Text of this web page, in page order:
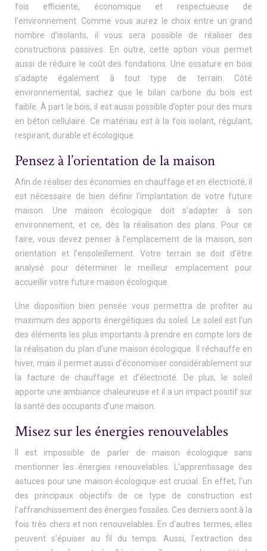
fois efficiente, économique et respectueuse de
l’environnement. Comme vous aurez le choix entre un grand
nombre d’isolants, il vous sera possible de réaliser des
constructions passives. En outre, cette option vous permet
aussi de réduire le coût des fondations. Une ossature en bois
s’adapte également à tout type de terrain. Côté
environnemental, sachez que le bilan carbone du bois est
faible. À part le bois, il est aussi possible d’opter pour des murs
en béton cellulaire. Ce matériau est à la fois isolant, régulant,
respirant, durable et écologique.
Pensez à l’orientation de la maison
Afin de réaliser des économies en chauffage et en électricité, il
est nécessaire de bien définir l’implantation de votre future
maison. Une maison écologique doit s’adapter à son
environnement, et ce, dès la réalisation des plans. Pour ce
faire, vous devez penser à l’emplacement de la maison, son
orientation et l’ensoleillement. Votre terrain se doit d’être
analysé pour déterminer le meilleur emplacement pour
accueillir votre future maison écologique.
Une disposition bien pensée vous permettra de profiter au
maximum des apports énergétiques du soleil. Le soleil est l’un
des éléments les plus importants à prendre en compte lors de
la réalisation du plan d’une maison écologique. Il réchauffe en
hiver, mais il permet aussi d’économiser considérablement sur
la facture de chauffage et d’électricité. De plus, le soleil
apporte une ambiance chaleureuse et il a un impact positif sur
la santé des occupants d’une maison.
Misez sur les énergies renouvelables
Il est impossible de parler de maison écologique sans
mentionner les énergies renouvelables. L’apprentissage des
astuces pour une maison écologique est crucial. En effet, l’un
des principaux objectifs de ce type de construction est
l’affranchissement des énergies fossiles. Ces derniers sont à la
fois très chers et non renouvelables. En d’autres termes, elles
peuvent s’épuiser au fil du temps. Aussi, l’extraction des